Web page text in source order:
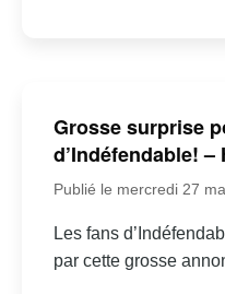
Grosse surprise
d’Indéfendable!
Publié le mercredi 27
Les fans
par cette grosse